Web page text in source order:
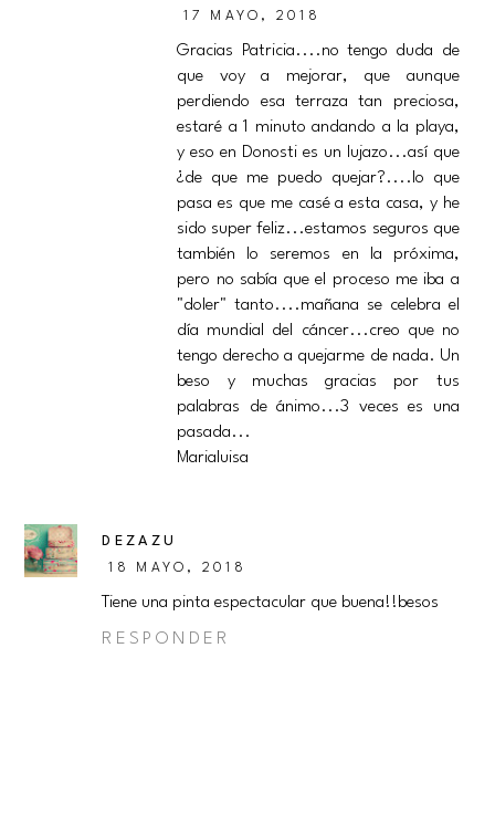
17 MAYO, 2018
Gracias Patricia....no tengo duda de
que voy a mejorar, que aunque
perdiendo esa terraza tan preciosa,
estaré a 1 minuto andando a la playa,
y eso en Donosti es un lujazo...así que
¿de que me puedo quejar?....lo que
pasa es que me casé a esta casa, y he
sido super feliz...estamos seguros que
también lo seremos en la próxima,
pero no sabía que el proceso me iba a
"doler" tanto....mañana se celebra el
día mundial del cáncer...creo que no
tengo derecho a quejarme de nada. Un
beso y muchas gracias por tus
palabras de ánimo...3 veces es una
pasada...
Marialuisa
DEZAZU
18 MAYO, 2018
Tiene una pinta espectacular que buena!!besos
RESPONDER